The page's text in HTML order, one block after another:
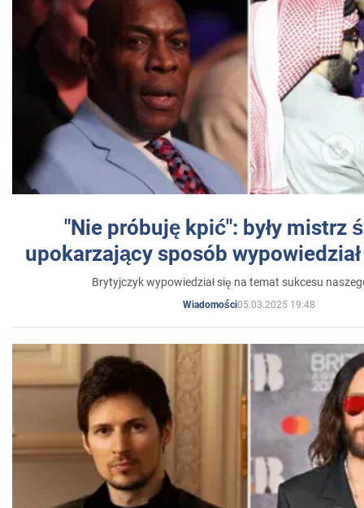
"Nie próbuję kpić": były mistrz
upokarzający sposób
Brytyjczyk wypowiedział się na temat sukcesu
Wiadomości05.03.2025 19:48